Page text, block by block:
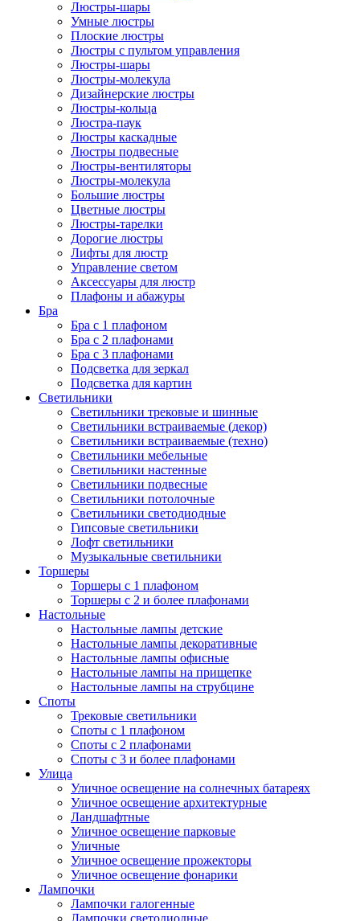
Люстры-шары
Умные люстры
Плоские люстры
Люстры с пультом управления
Люстры-шары
Люстры-молекула
Дизайнерские люстры
Люстры-кольца
Люстра-паук
Люстры каскадные
Люстры подвесные
Люстры-вентиляторы
Люстры-молекула
Большие люстры
Цветные люстры
Люстры-тарелки
Дорогие люстры
Лифты для люстр
Управление светом
Аксессуары для люстр
Плафоны и абажуры
Бра
Бра с 1 плафоном
Бра с 2 плафонами
Бра с 3 плафонами
Подсветка для зеркал
Подсветка для картин
Светильники
Светильники трековые и шинные
Светильники встраиваемые (декор)
Светильники встраиваемые (техно)
Светильники мебельные
Светильники настенные
Светильники подвесные
Светильники потолочные
Светильники светодиодные
Гипсовые светильники
Лофт светильники
Музыкальные светильники
Торшеры
Торшеры с 1 плафоном
Торшеры с 2 и более плафонами
Настольные
Настольные лампы детские
Настольные лампы декоративные
Настольные лампы офисные
Настольные лампы на прищепке
Настольные лампы на струбцине
Споты
Трековые светильники
Споты с 1 плафоном
Споты с 2 плафонами
Споты с 3 и более плафонами
Улица
Уличное освещение на солнечных батареях
Уличное освещение архитектурные
Ландшафтные
Уличное освещение парковые
Уличные
Уличное освещение прожекторы
Уличное освещение фонарики
Лампочки
Лампочки галогенные
Лампочки светодиодные